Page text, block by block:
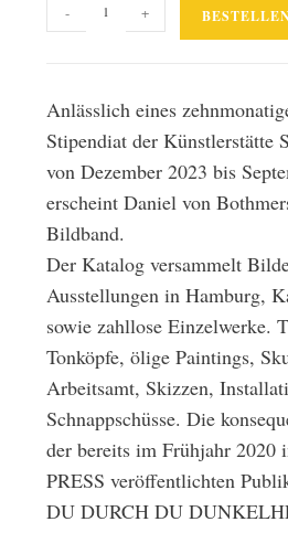
soll
Menge
- +
Anlässlich eines
Stipendiat der Künstlerstätte
von Dezember 2023 bis
erscheint Daniel von
Bildband.
Der Katalog versammelt
Ausstellungen in Hamburg,
sowie zahllose Einzelwerke.
Tonköpfe, ölige Paintings,
Arbeitsamt, Skizzen,
Schnappschüsse. Die
der bereits im Frühjahr 2020
PRESS veröffentlichten
DU DURCH DU